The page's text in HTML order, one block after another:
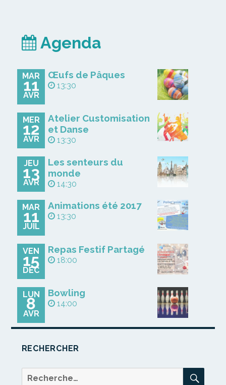
Agenda
MAR
11
AVR
Œufs de Pâques
13:30
MER
12
AVR
Atelier Customisation
et Danse
13:30
JEU
13
AVR
Les senteurs du
monde
14:30
MAR
11
JUIL
Animations été 2017
13:30
VEN
15
DÉC
Repas Festif Partagé
18:00
LUN
8
AVR
Bowling
14:00
RECHERCHER
Recherche